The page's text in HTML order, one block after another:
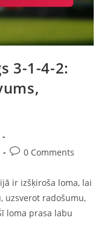
3-1-4-2:
Post0 Comments
ir izšķiroša loma, lai
uzsverot radošumu,
loma prasa labu